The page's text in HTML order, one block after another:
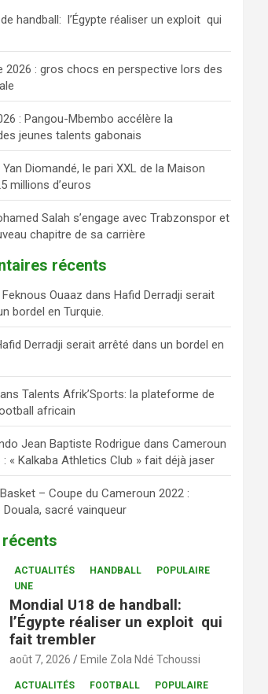
handball: l’Égypte réaliser un exploit qui
2026 : gros chocs en perspective lors des
: Pangou-Mbembo accélère la
jeunes talents gabonais
Yan Diomandé, le pari XXL de la Maison
millions d’euros
Salah s’engage avec Trabzonspor et
chapitre de sa carrière
récents
Ouaaz dansHafid Derradji serait
bordel en Turquie.
Derradji serait arrêté dans un bordel en
Talents Afrik’Sports: la plateforme de
africain
Jean Baptiste Rodrigue dansCameroun
« Kalkaba Athletics Club » fait déjà jaser
Basket – Coupe du Cameroun 2022 :
Douala, sacré vainqueur
ACTUALITÉS HANDBALL
POPULAIRE
UNE
Mondial U18 de handball:
l’Égypte réaliser un exploit qui
fait trembler
août 7, 2026 Emile Zola Ndé Tchoussi
ACTUALITÉS FOOTBALL
POPULAIRE